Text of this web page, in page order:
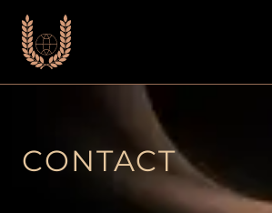
Фестивалски Изданија
CONTACT